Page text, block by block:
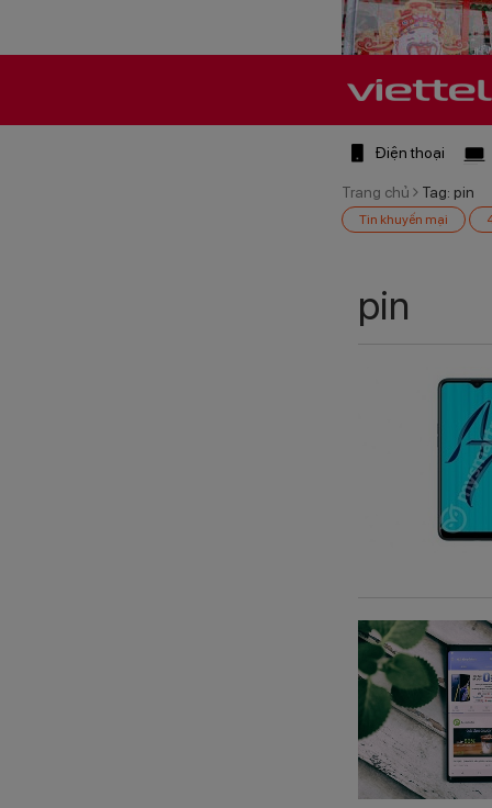
Điện thoại
Trang chủ Tag: pin
Tin khuyến mại
pin